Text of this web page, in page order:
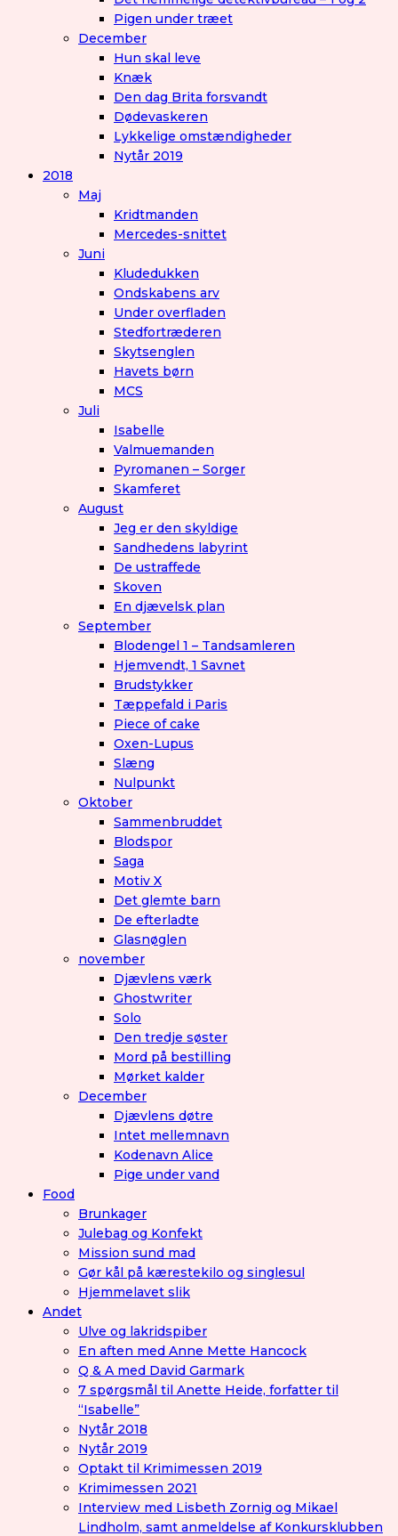
Pigen under træet
December
Hun skal leve
Knæk
Den dag Brita forsvandt
Dødevaskeren
Lykkelige omstændigheder
Nytår 2019
2018
Maj
Kridtmanden
Mercedes-snittet
Juni
Kludedukken
Ondskabens arv
Under overfladen
Stedfortræderen
Skytsenglen
Havets børn
MCS
Juli
Isabelle
Valmuemanden
Pyromanen – Sorger
Skamferet
August
Jeg er den skyldige
Sandhedens labyrint
De ustraffede
Skoven
En djævelsk plan
September
Blodengel 1 – Tandsamleren
Hjemvendt, 1 Savnet
Brudstykker
Tæppefald i Paris
Piece of cake
Oxen-Lupus
Slæng
Nulpunkt
Oktober
Sammenbruddet
Blodspor
Saga
Motiv X
Det glemte barn
De efterladte
Glasnøglen
november
Djævlens værk
Ghostwriter
Solo
Den tredje søster
Mord på bestilling
Mørket kalder
December
Djævlens døtre
Intet mellemnavn
Kodenavn Alice
Pige under vand
Food
Brunkager
Julebag og Konfekt
Mission sund mad
Gør kål på kærestekilo og singlesul
Hjemmelavet slik
Andet
Ulve og lakridspiber
En aften med Anne Mette Hancock
Q & A med David Garmark
7 spørgsmål til Anette Heide, forfatter til
“Isabelle”
Nytår 2018
Nytår 2019
Optakt til Krimimessen 2019
Krimimessen 2021
Interview med Lisbeth Zornig og Mikael
Lindholm, samt anmeldelse af Konkursklubben